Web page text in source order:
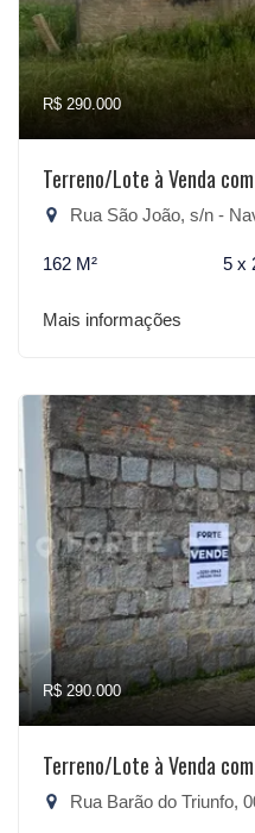
R$ 290.000
Terreno/Lote à Venda
Rua São João, s/n -
162 M² 5 x
Mais informações
R$ 290.000
Terreno/Lote à Venda
Rua Barão do Triunfo, 00